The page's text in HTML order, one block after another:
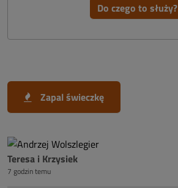
Do czego to służy?
Zapal świeczkę
Teresa i Krzysiek
7 godzin temu